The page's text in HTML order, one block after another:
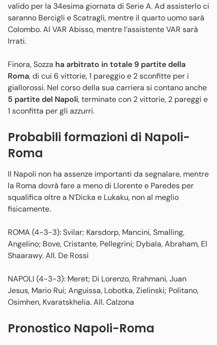
valido per la 34esima giornata di Serie A. Ad assisterlo ci
saranno Bercigli e Scatragli, mentre il quarto uomo sarà
Colombo. Al VAR Abisso, mentre l’assistente VAR sarà
Irrati.
Finora, Sozza ha arbitrato in totale 9 partite della
Roma, di cui 6 vittorie, 1 pareggio e 2 sconfitte per i
giallorossi. Nel corso della sua carriera si contano anche
5 partite del Napoli, terminate con 2 vittorie, 2 pareggi e
1 sconfitta per gli azzurri.
Probabili formazioni di Napoli-
Roma
Il Napoli non ha assenze importanti da segnalare, mentre
la Roma dovrà fare a meno di Llorente e Paredes per
squalifica oltre a N’Dicka e Lukaku, non al meglio
fisicamente.
ROMA (4-3-3): Svilar; Karsdorp, Mancini, Smalling,
Angelino; Bove, Cristante, Pellegrini; Dybala, Abraham, El
Shaarawy. All. De Rossi
NAPOLI (4-3-3): Meret; Di Lorenzo, Rrahmani, Juan
Jesus, Mario Rui; Anguissa, Lobotka, Zielinski; Politano,
Osimhen, Kvaratskhelia. All. Calzona
Pronostico Napoli-Roma